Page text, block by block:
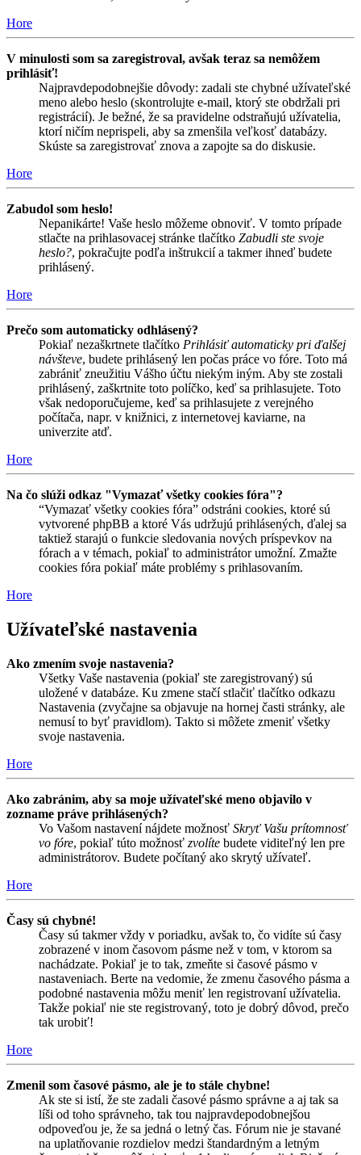
Hore
V minulosti som sa zaregistroval, avšak teraz sa nemôžem
prihlásiť!
Najpravdepodobnejšie dôvody: zadali ste chybné užívateľské
meno alebo heslo (skontrolujte e-mail, ktorý ste obdržali pri
registrácií). Je bežné, že sa pravidelne odstraňujú užívatelia,
ktorí ničím neprispeli, aby sa zmenšila veľkosť databázy.
Skúste sa zaregistrovať znova a zapojte sa do diskusie.
Hore
Zabudol som heslo!
Nepanikárte! Vaše heslo môžeme obnoviť. V tomto prípade
stlačte na prihlasovacej stránke tlačítko Zabudli ste svoje
heslo?, pokračujte podľa inštrukcií a takmer ihneď budete
prihlásený.
Hore
Prečo som automaticky odhlásený?
Pokiaľ nezaškrtnete tlačítko Prihlásiť automaticky pri ďalšej
návšteve, budete prihlásený len počas práce vo fóre. Toto má
zabrániť zneužitiu Vášho účtu niekým iným. Aby ste zostali
prihlásený, zaškrtnite toto políčko, keď sa prihlasujete. Toto
však nedoporučujeme, keď sa prihlasujete z verejného
počítača, napr. v knižnici, z internetovej kaviarne, na
univerzite atď.
Hore
Na čo slúži odkaz "Vymazať všetky cookies fóra"?
“Vymazať všetky cookies fóra” odstráni cookies, ktoré sú
vytvorené phpBB a ktoré Vás udržujú prihlásených, ďalej sa
taktiež starajú o funkcie sledovania nových príspevkov na
fórach a v témach, pokiaľ to administrátor umožní. Zmažte
cookies fóra pokiaľ máte problémy s prihlasovaním.
Hore
Užívateľské nastavenia
Ako zmením svoje nastavenia?
Všetky Vaše nastavenia (pokiaľ ste zaregistrovaný) sú
uložené v databáze. Ku zmene stačí stlačiť tlačítko odkazu
Nastavenia (zvyčajne sa objavuje na hornej časti stránky, ale
nemusí to byť pravidlom). Takto si môžete zmeniť všetky
svoje nastavenia.
Hore
Ako zabránim, aby sa moje užívateľské meno objavilo v
zozname práve prihlásených?
Vo Vašom nastavení nájdete možnosť Skryť Vašu prítomnosť
vo fóre, pokiaľ túto možnosť zvolíte budete viditeľný len pre
administrátorov. Budete počítaný ako skrytý užívateľ.
Hore
Časy sú chybné!
Časy sú takmer vždy v poriadku, avšak to, čo vidíte sú časy
zobrazené v inom časovom pásme než v tom, v ktorom sa
nachádzate. Pokiaľ je to tak, zmeňte si časové pásmo v
nastaveniach. Berte na vedomie, že zmenu časového pásma a
podobné nastavenia môžu meniť len registrovaní užívatelia.
Takže pokiaľ nie ste registrovaný, toto je dobrý dôvod, prečo
tak urobiť!
Hore
Zmenil som časové pásmo, ale je to stále chybne!
Ak ste si istí, že ste zadali časové pásmo správne a aj tak sa
líši od toho správneho, tak tou najpravdepodobnejšou
odpoveďou je, že sa jedná o letný čas. Fórum nie je stavané
na uplatňovanie rozdielov medzi štandardným a letným